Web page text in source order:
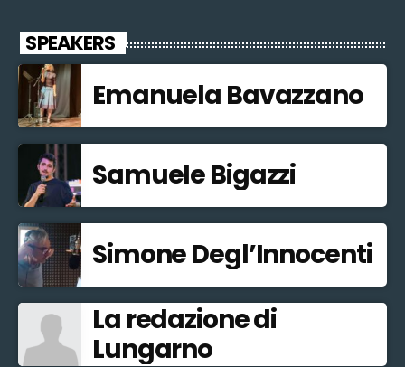
SPEAKERS
Emanuela Bavazzano
Samuele Bigazzi
Simone Degl’Innocenti
La redazione di
Lungarno